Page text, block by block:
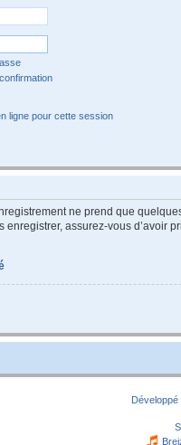
ligne pour cette session
ne prend que
assurez-vous
Développé